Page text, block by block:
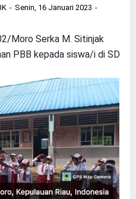
Senin, 16 Januari 2023
Moro Serka M. Sitinjak
PBB kepada siswa/i di SD